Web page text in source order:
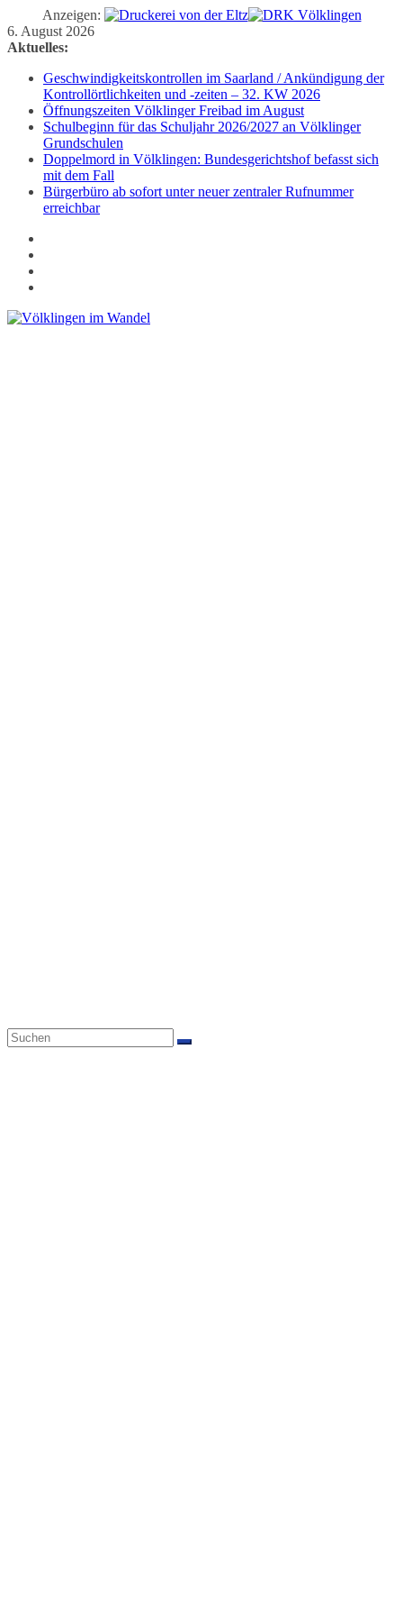
Anzeigen:
Zum
Inhalt
6. August 2026
Aktuelles:
Geschwindigkeitskontrollen im Saarland / Ankündigung der
Kontrollörtlichkeiten und -zeiten – 32. KW 2026
Öffnungszeiten Völklinger Freibad im August
Schulbeginn für das Schuljahr 2026/2027 an Völklinger
Grundschulen
Doppelmord in Völklingen: Bundesgerichtshof befasst sich
mit dem Fall
Bürgerbüro ab sofort unter neuer zentraler Rufnummer
erreichbar